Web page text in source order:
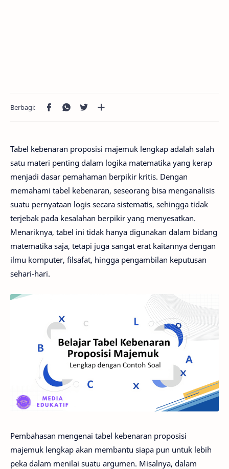
Tabel kebenaran proposisi majemuk lengkap adalah salah
satu materi penting dalam logika matematika yang kerap
menjadi dasar pemahaman berpikir kritis. Dengan
memahami tabel kebenaran, seseorang bisa menganalisis
suatu pernyataan logis secara sistematis, sehingga tidak
terjebak pada kesalahan berpikir yang menyesatkan.
Menariknya, tabel ini tidak hanya digunakan dalam bidang
matematika saja, tetapi juga sangat erat kaitannya dengan
ilmu komputer, filsafat, hingga pengambilan keputusan
sehari-hari.
Pembahasan mengenai tabel kebenaran proposisi
majemuk lengkap akan membantu siapa pun untuk lebih
peka dalam menilai suatu argumen. Misalnya, dalam